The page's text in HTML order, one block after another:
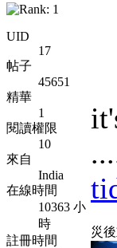
UID
17
帖子
45651
精華
1
閱讀權限
10
來自
India
在線時間
10363 小
時
註冊時間
災